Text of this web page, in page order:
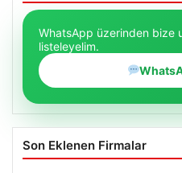
WhatsApp üzerinden bize
listeleyelim.
Son Eklenen Firmalar